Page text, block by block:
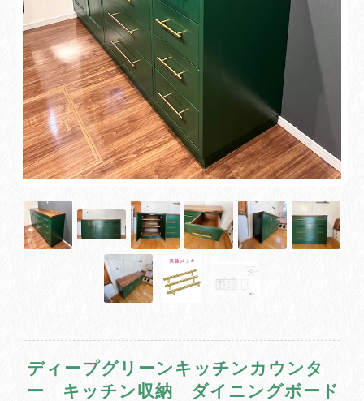
ディープグリーンキッチンカウンタ
ー キッチン収納 ダイニングボード